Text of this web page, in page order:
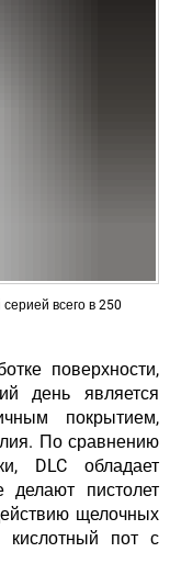
всего в 250
поверхности,
день является
покрытием,
По сравнению
DLC обладает
пистолет
щелочных
кислотный пот с